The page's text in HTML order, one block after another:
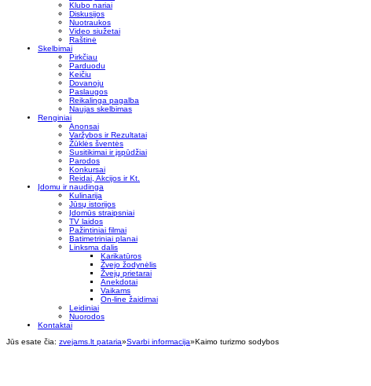
Klubo nariai
Diskusijos
Nuotraukos
Video siužetai
Raštinė
Skelbimai
Pirkčiau
Parduodu
Keičiu
Dovanoju
Paslaugos
Reikalinga pagalba
Naujas skelbimas
Renginiai
Anonsai
Varžybos ir Rezultatai
Žūklės šventės
Susitikimai ir įspūdžiai
Parodos
Konkursai
Reidai, Akcijos ir Kt.
Įdomu ir naudinga
Kulinarija
Jūsų istorijos
Įdomūs straipsniai
TV laidos
Pažintiniai filmai
Batimetriniai planai
Linksma dalis
Karikatūros
Žvejo žodynėlis
Žvejų prietarai
Anekdotai
Vaikams
On-line žaidimai
Leidiniai
Nuorodos
Kontaktai
Jūs esate čia: zvejams.lt pataria»Svarbi informacija»Kaimo turizmo sodybos